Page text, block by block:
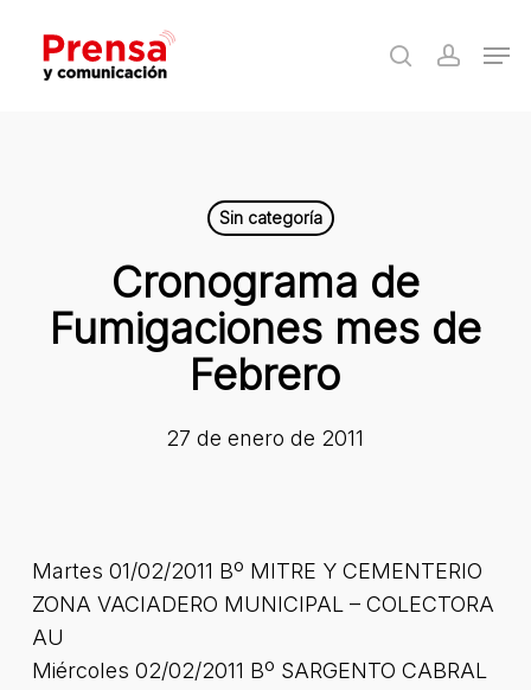
main
search
Sin categoría
Cronograma de
Fumigaciones mes de
Febrero
27 de enero de 2011
Martes 01/02/2011 Bº MITRE Y CEMENTERIO
ZONA VACIADERO MUNICIPAL – COLECTORA
AU
Miércoles 02/02/2011 Bº SARGENTO CABRAL